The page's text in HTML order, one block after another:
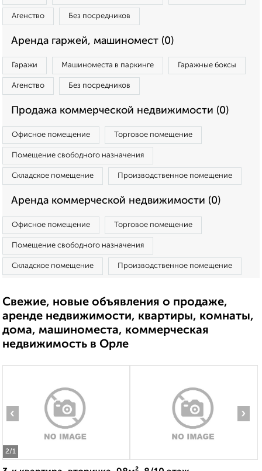
Агенство Без посредников
Аренда гаржей, машиномест (0)
Гаражи Машиноместа в паркинге Гаражные боксы
Агенство Без посредников
Продажа коммерческой недвижимости (0)
Офисное помещение Торговое помещение
Помещение свободного назначения
Складское помещение Производственное помещение
Аренда коммерческой недвижимости (0)
Офисное помещение Торговое помещение
Помещение свободного назначения
Складское помещение Производственное помещение
Свежие, новые объявления о продаже,
аренде недвижимости, квартиры, комнаты,
дома, машиноместа, коммерческая
недвижимость в Орле
2/1
‹ ›